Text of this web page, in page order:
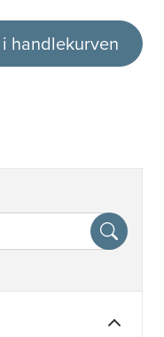
handlekurven